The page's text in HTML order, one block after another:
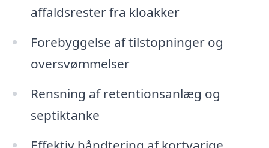
affaldsrester fra kloakker
Forebyggelse af tilstopninger og
oversvømmelser
Rensning af retentionsanlæg og
septiktanke